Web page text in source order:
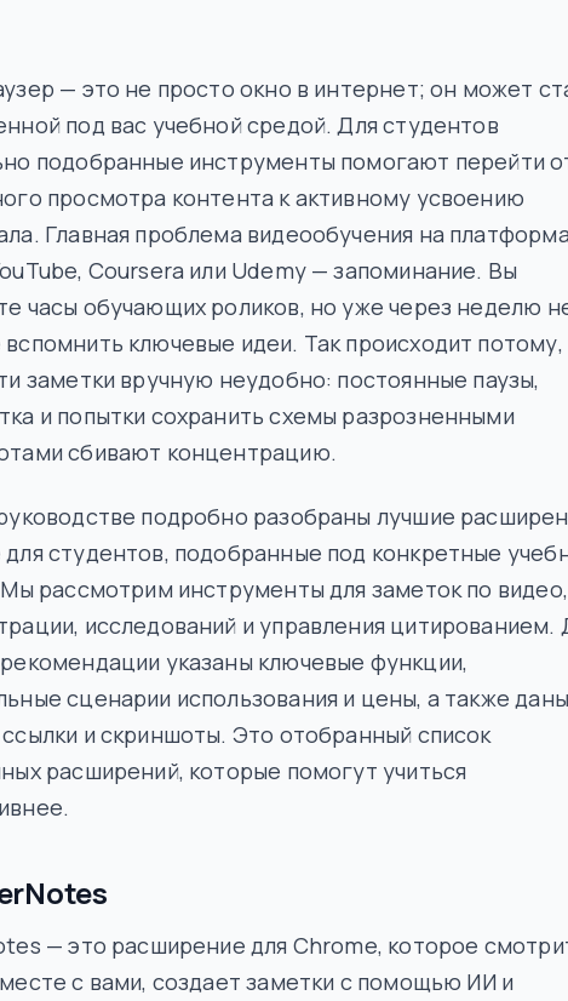
— это не просто окно в интернет; он может
под вас учебной средой. Для студентов
подобранные инструменты помогают перейти
просмотра контента к активному усвоению
Главная проблема видеообучения на
Coursera или Udemy — запоминание. Вы
часы обучающих роликов, но уже через неделю
ключевые идеи. Так происходит потому,
заметки вручную неудобно: постоянные паузы,
и попытки сохранить схемы разрозненными
сбивают концентрацию.
подробно разобраны лучшие
студентов, подобранные под конкретные
рассмотрим инструменты для заметок по видео,
исследований и управления цитированием.
указаны ключевые функции,
сценарии использования и цены, а также даны
и скриншоты. Это отобранный список
расширений, которые помогут учиться
— это расширение для Chrome, которое
с вами, создает заметки с помощью ИИ и